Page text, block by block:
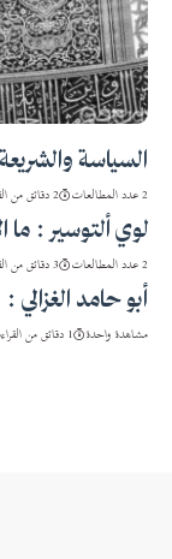
السياسة
2 عدد المطالعات 2 دقائق من القراءة
لوي ألتوسير : ما
2 عدد المطالعات 3 دقائق من القراءة
أبو حامد الغزالي
مشاهدة واحدة 1 دقائق من القراءة